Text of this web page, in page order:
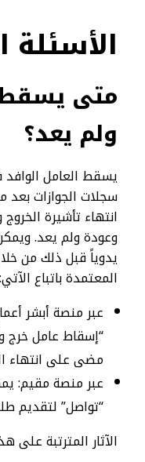
الأسئلة
متى يسقط
ولم يعد؟
يسقط العامل الوافد
انتهاء تأشيرة
وعودة ولم يعد.
يدوياً قبل ذلك من
المعتمدة باتباع الآتي:
عبر منصة أبشر
“إسقاط عامل خرج
مضى على انتهاء
عبر منصة مقيم:
“تواصل” لتقديم
الآثار المترتبة على